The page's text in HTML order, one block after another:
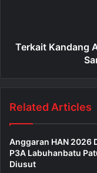
Terkait Kandang
Related Articles
Anggaran HAN 2026
P3A Labuhanbatu
Diusut